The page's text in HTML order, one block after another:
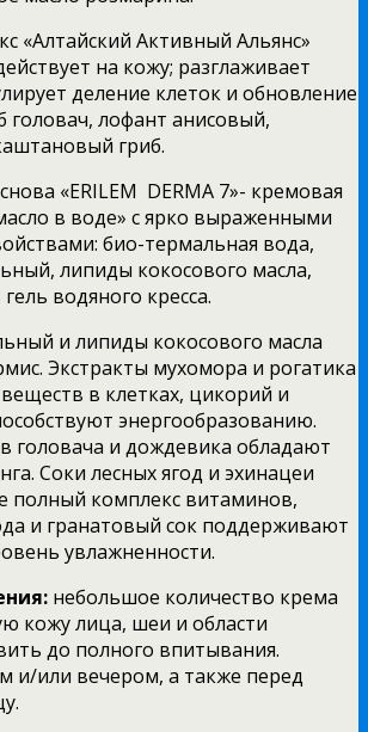
«Алтайский Активный Альянс»
на кожу; разглаживает
деление клеток и обновление
головач, лофант анисовый,
гриб.
«ERILEM DERMA 7»- кремовая
в воде» с ярко выраженными
био-термальная вода,
липиды кокосового масла,
водяного кресса.
и липиды кокосового масла
Экстракты мухомора и рогатика
в клетках, цикорий и
энергообразованию.
головача и дождевика обладают
Соки лесных ягод и эхинацеи
полный комплекс витаминов,
и гранатовый сок поддерживают
увлажненности.
небольшое количество крема
кожу лица, шеи и области
до полного впитывания.
и/или вечером, а также перед